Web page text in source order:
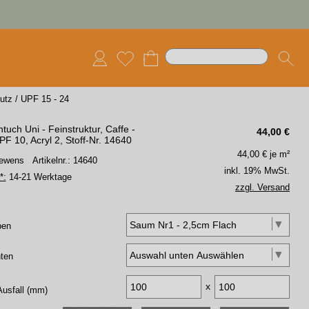
/ UPF 15 - 24
44,00 €
Uni - Feinstruktur, Caffe -
10, Acryl 2, Stoff-Nr. 14640
Artikelnr.: 14640
14-21 Werktage
44,00 € je m²
inkl. 19% MwSt.
zzgl. Versand
(mm) x